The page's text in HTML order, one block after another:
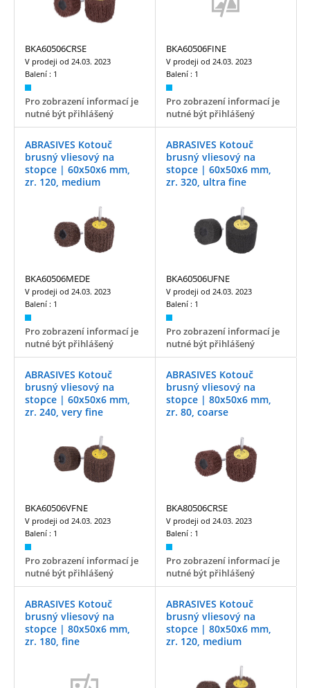
BKA60506CRSE
V prodeji od 24.03. 2023
Balení : 1
Pro zobrazení informací je
nutné být přihlášený
BKA60506FINE
V prodeji od 24.03. 2023
Balení : 1
Pro zobrazení informací je
nutné být přihlášený
ABRASIVES Kotouč
brusný vliesový na
stopce | 60x50x6 mm,
zr. 120, medium
BKA60506MEDE
V prodeji od 24.03. 2023
Balení : 1
Pro zobrazení informací je
nutné být přihlášený
ABRASIVES Kotouč
brusný vliesový na
stopce | 60x50x6 mm,
zr. 320, ultra fine
BKA60506UFNE
V prodeji od 24.03. 2023
Balení : 1
Pro zobrazení informací je
nutné být přihlášený
ABRASIVES Kotouč
brusný vliesový na
stopce | 60x50x6 mm,
zr. 240, very fine
BKA60506VFNE
V prodeji od 24.03. 2023
Balení : 1
Pro zobrazení informací je
nutné být přihlášený
ABRASIVES Kotouč
brusný vliesový na
stopce | 80x50x6 mm,
zr. 80, coarse
BKA80506CRSE
V prodeji od 24.03. 2023
Balení : 1
Pro zobrazení informací je
nutné být přihlášený
ABRASIVES Kotouč
brusný vliesový na
stopce | 80x50x6 mm,
zr. 180, fine
ABRASIVES Kotouč
brusný vliesový na
stopce | 80x50x6 mm,
zr. 120, medium